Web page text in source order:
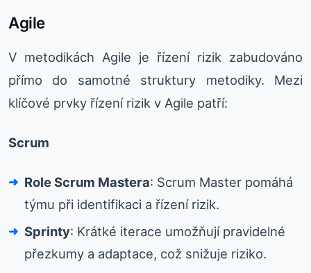
Agile
V metodikách Agile je řízení rizik zabudováno
přímo do samotné struktury metodiky. Mezi
klíčové prvky řízení rizik v Agile patří:
Scrum
Role Scrum Mastera: Scrum Master pomáhá
týmu při identifikaci a řízení rizik.
Sprinty: Krátké iterace umožňují pravidelné
přezkumy a adaptace, což snižuje riziko.